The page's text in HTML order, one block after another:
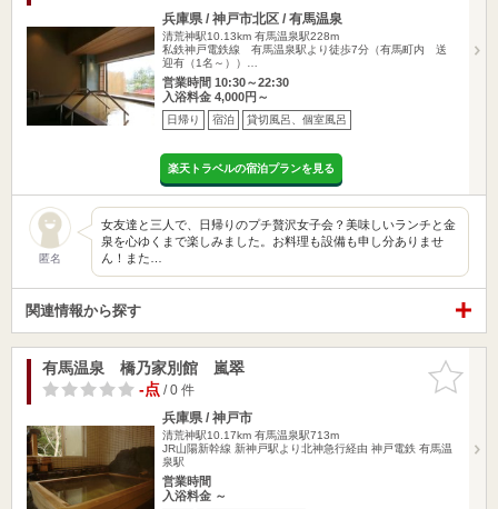
兵庫県 / 神戸市北区 / 有馬温泉
清荒神駅10.13km 有馬温泉駅228m
私鉄神戸電鉄線 有馬温泉駅より徒歩7分（有馬町内 送
迎有（1名～））…
営業時間 10:30～22:30
入浴料金 4,000円～
日帰り 宿泊 貸切風呂、個室風呂
楽天トラベルの宿泊プランを見る
匿名
女友達と三人で、日帰りのプチ贅沢女子会？美味しいランチと金
泉を心ゆくまで楽しみました。お料理も設備も申し分ありませ
ん！また…
関連情報から探す
お気に入
りに追加
有馬温泉 橋乃家別館 嵐翠
-点/ 0 件
兵庫県 / 神戸市
清荒神駅10.17km 有馬温泉駅713m
JR山陽新幹線 新神戸駅より北神急行経由 神戸電鉄 有馬温
泉駅
営業時間
入浴料金 ～